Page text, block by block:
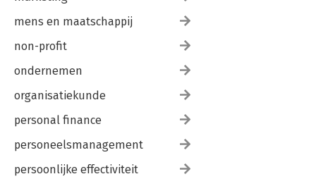
mens en maatschappij
non-profit
ondernemen
organisatiekunde
personal finance
personeelsmanagement
persoonlijke effectiviteit